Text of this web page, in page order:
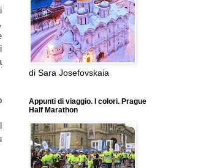
di Sara Josefovskaia
Appunti di viaggio. I colori. Prague
Half Marathon